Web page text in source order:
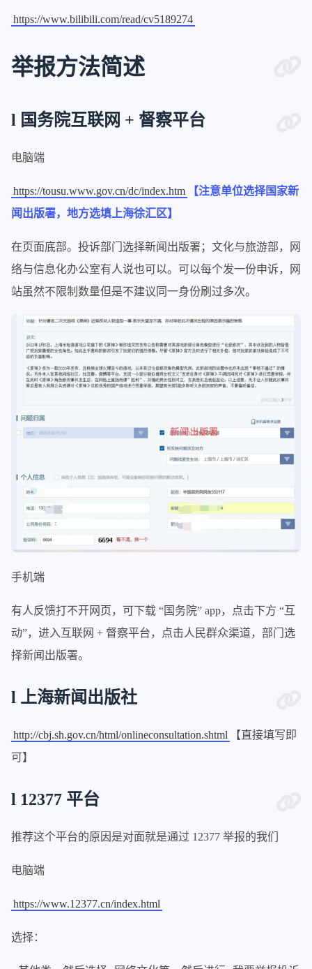
https://www.bilibili.com/read/cv5189274
举报方法简述
l 国务院互联网 + 督察平台
电脑端
https://tousu.www.gov.cn/dc/index.htm
【注意单位选择国家新
闻出版署，地方选填上海徐汇区】
在页面底部。投诉部门选择新闻出版署；文化与旅游部，网
络与信息化办公室有人说也可以。可以每个发一份申诉，网
站虽然不限制数量但是不建议同一身份刷过多次。
手机端
有人反馈打不开网页，可下载 “国务院” app，点击下方 “互
动”，进入互联网 + 督察平台，点击人民群众渠道，部门选
择新闻出版署。
l 上海新闻出版社
http://cbj.sh.gov.cn/html/onlineconsultation.shtml
【直接填写即
可】
l 12377 平台
推荐这个平台的原因是对面就是通过 12377 举报的我们
电脑端
https://www.12377.cn/index.html
选择：